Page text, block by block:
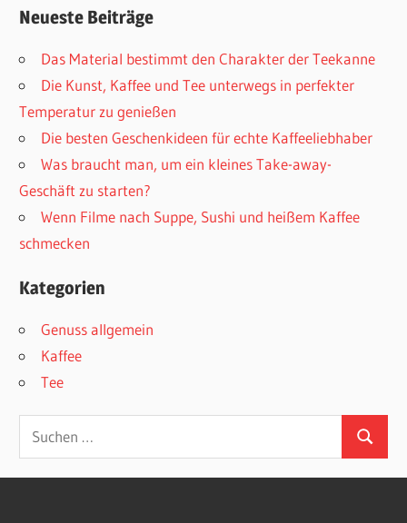
Neueste Beiträge
Das Material bestimmt den Charakter der Teekanne
Die Kunst, Kaffee und Tee unterwegs in perfekter
Temperatur zu genießen
Die besten Geschenkideen für echte Kaffeeliebhaber
Was braucht man, um ein kleines Take-away-
Geschäft zu starten?
Wenn Filme nach Suppe, Sushi und heißem Kaffee
schmecken
Kategorien
Genuss allgemein
Kaffee
Tee
Suchen
nach:
Suchen